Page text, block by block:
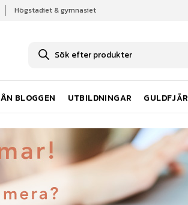
Högstadiet & gymnasiet
u
k
t
s
k
i
n
BLOGGEN UTBILDNINGAR